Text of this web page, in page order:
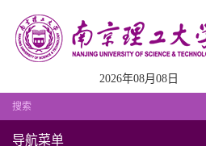
2026年08月08日
导航菜单